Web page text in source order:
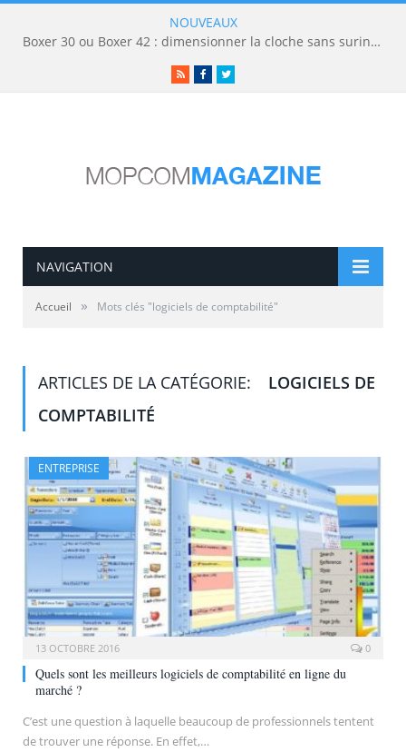
NOUVEAUX
Boxer 30 ou Boxer 42 : dimensionner la cloche sans surinvestir
RSSFacebookTwitter
NAVIGATION
Accueil » Mots clés "logiciels de comptabilité"
ARTICLES DE LA CATÉGORIE:
LOGICIELS DE
COMPTABILITÉ
ENTREPRISE
13 OCTOBRE 2016 0
Quels sont les meilleurs logiciels de comptabilité en ligne du
marché ?
C’est une question à laquelle beaucoup de professionnels tentent
de trouver une réponse. En effet,…